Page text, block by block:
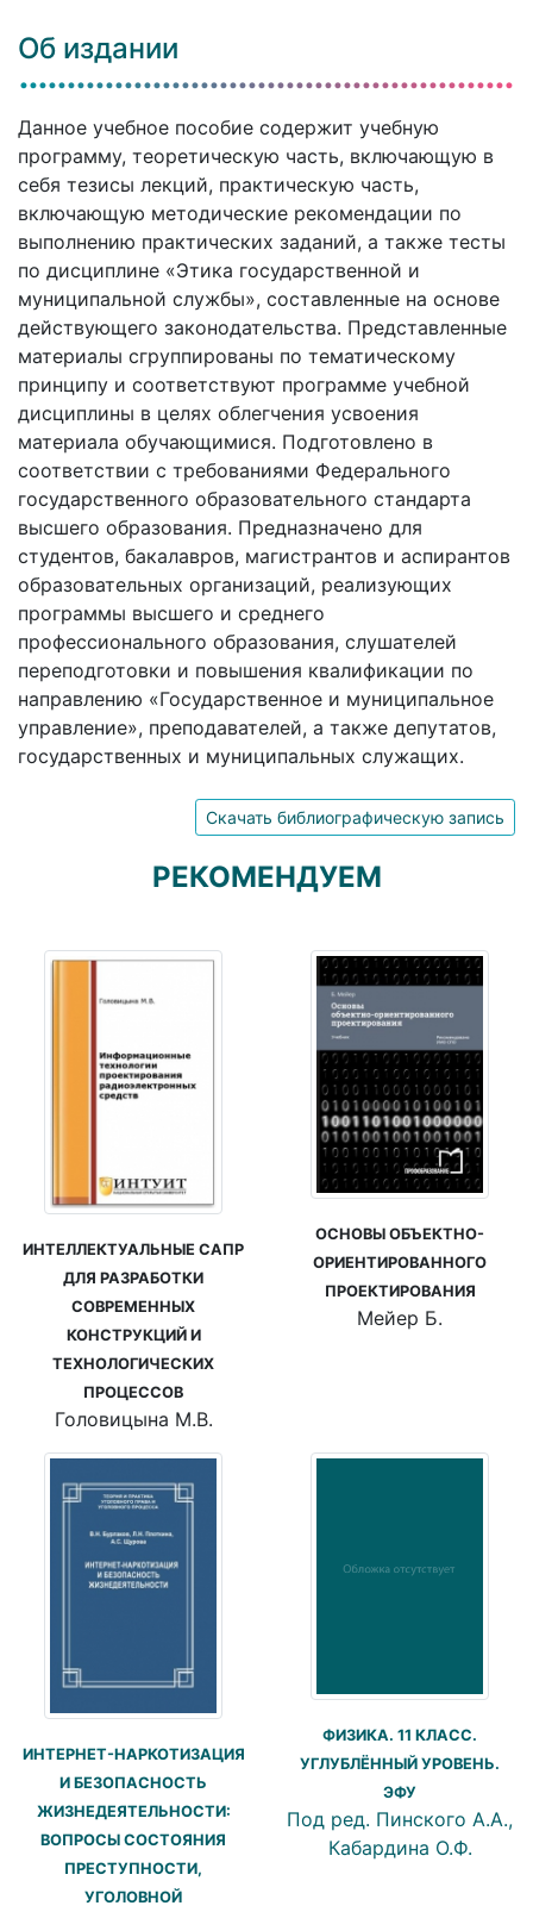
Об издании
Данное учебное пособие содержит учебную
программу, теоретическую часть, включающую в
себя тезисы лекций, практическую часть,
включающую методические рекомендации по
выполнению практических заданий, а также тесты
по дисциплине «Этика государственной и
муниципальной службы», составленные на основе
действующего законодательства. Представленные
материалы сгруппированы по тематическому
принципу и соответствуют программе учебной
дисциплины в целях облегчения усвоения
материала обучающимися. Подготовлено в
соответствии с требованиями Федерального
государственного образовательного стандарта
высшего образования. Предназначено для
студентов, бакалавров, магистрантов и аспирантов
образовательных организаций, реализующих
программы высшего и среднего
профессионального образования, слушателей
переподготовки и повышения квалификации по
направлению «Государственное и муниципальное
управление», преподавателей, а также депутатов,
государственных и муниципальных служащих.
Скачать библиографическую запись
РЕКОМЕНДУЕМ
ИНТЕЛЛЕКТУАЛЬНЫЕ САПР
ДЛЯ РАЗРАБОТКИ
СОВРЕМЕННЫХ
КОНСТРУКЦИЙ И
ТЕХНОЛОГИЧЕСКИХ
ПРОЦЕССОВ
Головицына М.В.
ОСНОВЫ ОБЪЕКТНО-
ОРИЕНТИРОВАННОГО
ПРОЕКТИРОВАНИЯ
Мейер Б.
ИНТЕРНЕТ-НАРКОТИЗАЦИЯ
И БЕЗОПАСНОСТЬ
ЖИЗНЕДЕЯТЕЛЬНОСТИ:
ВОПРОСЫ СОСТОЯНИЯ
ПРЕСТУПНОСТИ,
УГОЛОВНОЙ
ФИЗИКА. 11 КЛАСС.
УГЛУБЛЁННЫЙ УРОВЕНЬ.
ЭФУ
Под ред. Пинского А.А.,
Кабардина О.Ф.